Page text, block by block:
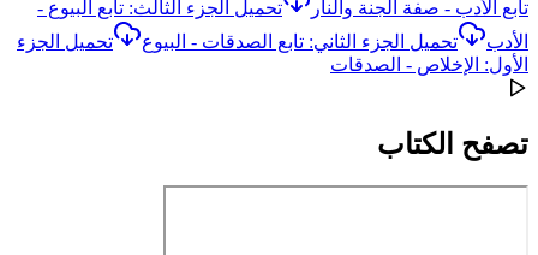
تابع الأدب - صفة الجنة والنار
تحميل الجزء الثالث: تابع البيوع -
الأدب
تحميل الجزء الثاني: تابع الصدقات - البيوع
تحميل الجزء
الأول: الإخلاص - الصدقات
تصفح الكتاب